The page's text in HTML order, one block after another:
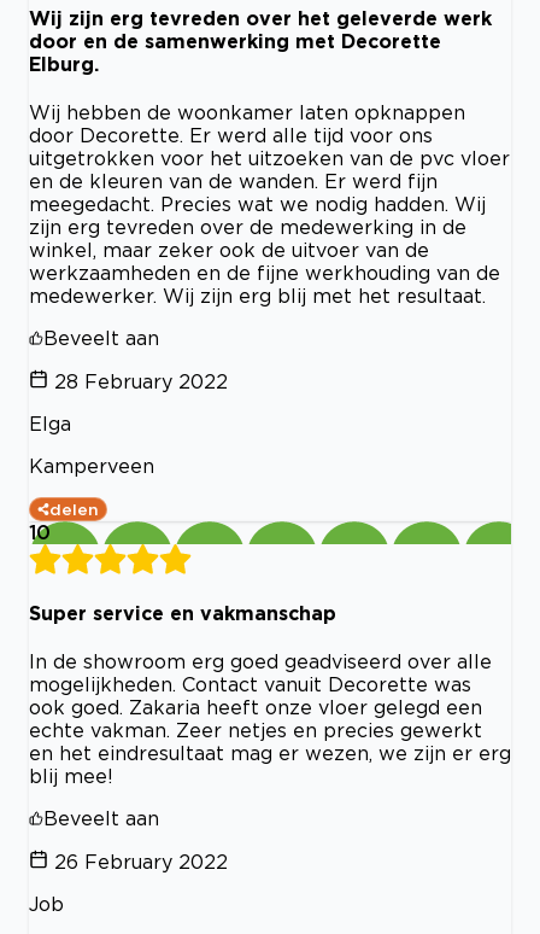
Wij zijn erg tevreden over het geleverde werk
door en de samenwerking met Decorette
Elburg.
Wij hebben de woonkamer laten opknappen
door Decorette. Er werd alle tijd voor ons
uitgetrokken voor het uitzoeken van de pvc vloer
en de kleuren van de wanden. Er werd fijn
meegedacht. Precies wat we nodig hadden. Wij
zijn erg tevreden over de medewerking in de
winkel, maar zeker ook de uitvoer van de
werkzaamheden en de fijne werkhouding van de
medewerker. Wij zijn erg blij met het resultaat.
Beveelt aan
28 February 2022
Elga
Kamperveen
delen
10
Super service en vakmanschap
In de showroom erg goed geadviseerd over alle
mogelijkheden. Contact vanuit Decorette was
ook goed. Zakaria heeft onze vloer gelegd een
echte vakman. Zeer netjes en precies gewerkt
en het eindresultaat mag er wezen, we zijn er erg
blij mee!
Beveelt aan
26 February 2022
Job